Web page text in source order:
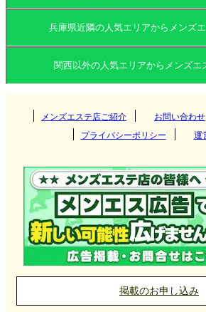
大阪府 京都府
兵庫県 滋賀県
奈良県 和歌山県
兵庫県近隣の人気エリアからメンズ
梅田
南森町
堺筋本町
阿波座
京橋(大阪)
京都府
四条烏丸
二条
四条河原町
三宮
尼崎
姫路
明石
滋賀県
草津
大津
奈良県
奈良 和歌山県
関西以外の人気エリアからメンズエ
関東
栃木県 東京
神奈川県 千葉
埼玉県
愛知県 岐阜
三重県 静岡
北海道・東北
北海道 岩手
秋田県 青森
九州・沖縄
福岡県 大分
中国
北陸・甲信越
メンズエステ店ご紹介 お問い合わせ
プライバシーポリシー
運
掲載のお申し込み